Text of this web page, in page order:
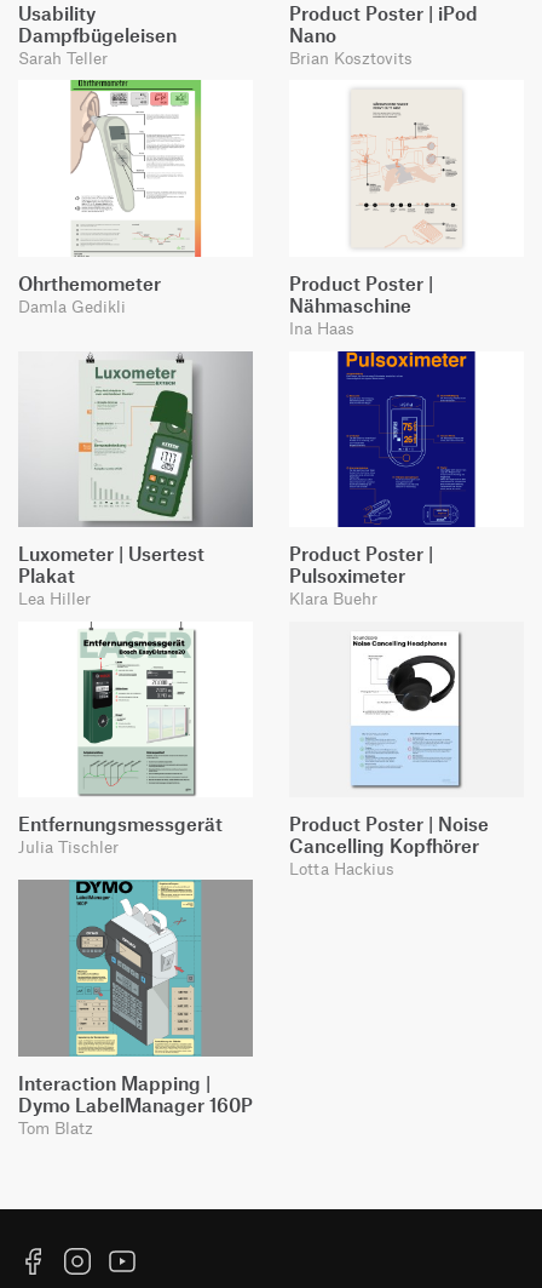
Usability
Dampfbügeleisen
Sarah Teller
Product Poster | iPod
Nano
Brian Kosztovits
Ohrthemometer
Damla Gedikli
Product Poster |
Nähmaschine
Ina Haas
Luxometer | Usertest
Plakat
Lea Hiller
Product Poster |
Pulsoximeter
Klara Buehr
Entfernungsmessgerät
Julia Tischler
Product Poster | Noise
Cancelling Kopfhörer
Lotta Hackius
Interaction Mapping |
Dymo LabelManager 160P
Tom Blatz
FacebookInstagramYouTube